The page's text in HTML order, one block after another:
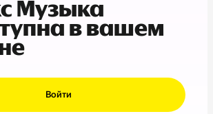
Музыка
в вашем
Войти